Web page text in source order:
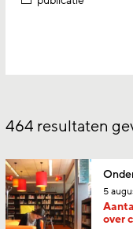
464 resultaten
5
over